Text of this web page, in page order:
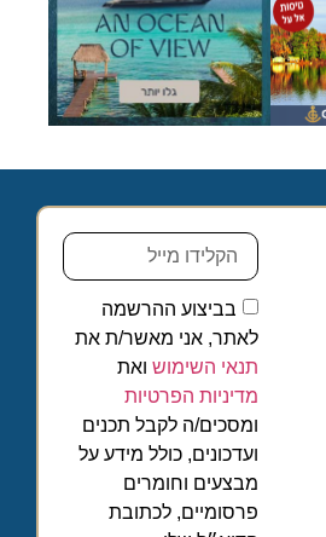
בביצוע ההרשמה
לאתר, אני מאשר/ת את
תנאי השימוש ואת
מדיניות הפרטיות
ומסכים/ה לקבל תכנים
ועדכונים, כולל מידע על
מבצעים וחומרים
פרסומיים, לכתובת